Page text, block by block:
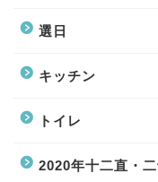
選日
キッチン
トイレ
2020年十二直・